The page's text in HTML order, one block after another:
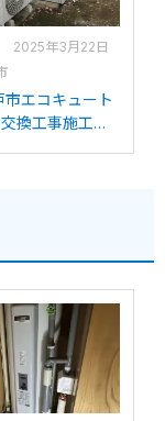
2025年3月22日
市エコキュート
換工事施工事